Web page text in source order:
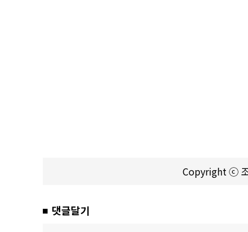
Copyright ⓒ 조
댓글달기